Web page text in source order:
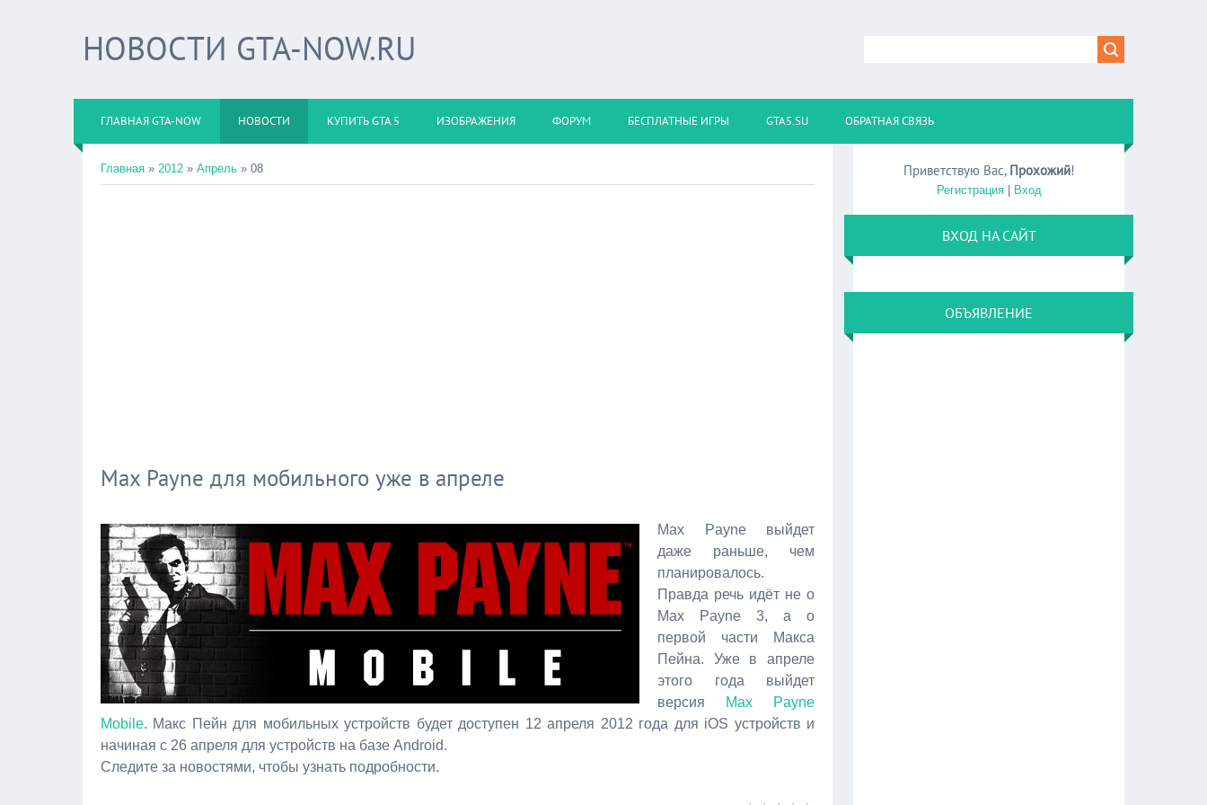
НОВОСТИ GTA-NOW.RU
ГЛАВНАЯ GTA-NOW НОВОСТИ КУПИТЬ GTA 5 ИЗОБРАЖЕНИЯ ФОРУМ БЕСПЛАТНЫЕ ИГРЫ GTA5.SU ОБРАТНАЯ СВЯЗЬ
Главная » 2012 » Апрель » 08
Max Payne для мобильного уже в апреле
Max Payne выйдет
даже раньше, чем
планировалось.
Правда речь идёт не о
Max Payne 3, а о
первой части Макса
Пейна. Уже в апреле
этого года выйдет
версия
Max Payne
Mobile. Макс Пейн для мобильных устройств будет доступен 12 апреля 2012 года для iOS устройств и
начиная с 26 апреля для устройств на базе Android.
Следите за новостями, чтобы узнать подробности.
Приветствую Вас, Прохожий!
Регистрация| Вход
ВХОД НА САЙТ
ОБЪЯВЛЕНИЕ